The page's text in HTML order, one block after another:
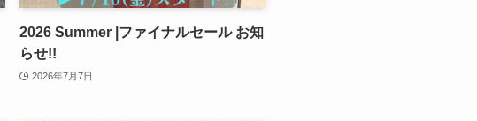
2026 Summer |ファイナルセール お知
らせ!!
2026年7月7日